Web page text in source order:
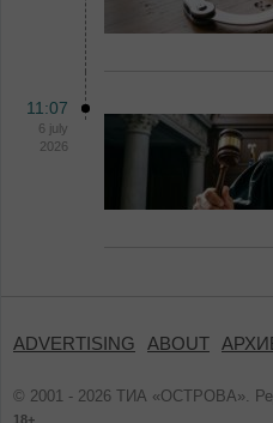
11:07
6 july
2026
ADVERTISING ABOUT
© 2001 - 2026 ТИА «ОСТРОВА».
18+